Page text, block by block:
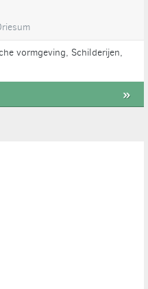
vormgeving, Schilderijen,
»